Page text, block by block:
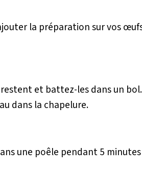
la préparation sur vos
et battez-les dans un
dans la chapelure.
une poêle pendant 5